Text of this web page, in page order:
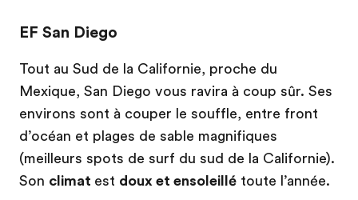
EF San Diego
Tout au Sud de la Californie, proche du
Mexique, San Diego vous ravira à coup sûr. Ses
environs sont à couper le souffle, entre front
d’océan et plages de sable magnifiques
(meilleurs spots de surf du sud de la Californie).
Son climat est doux et ensoleillé toute l’année.